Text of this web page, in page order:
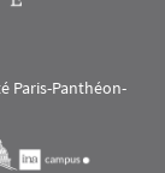
Paris-Panthéon-
svg